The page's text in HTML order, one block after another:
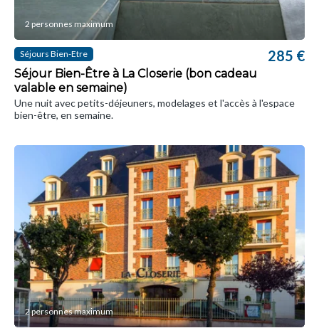
2 personnes maximum
Séjours Bien-Etre
Séjour Bien-Être à La Closerie (bon cadeau
valable en semaine)
285 €
Une nuit avec petits-déjeuners, modelages et l'accès à l'espace
bien-être, en semaine.
2 personnes maximum